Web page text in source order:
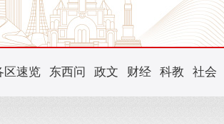
区速览 东西问 政文 财经 科教 社会